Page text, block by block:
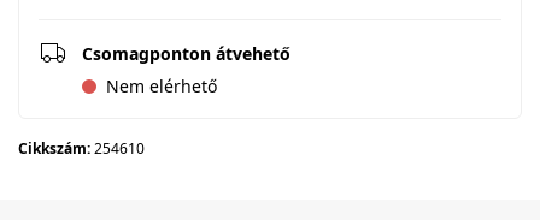
Csomagponton átvehető
Nem elérhető
Cikkszám:254610